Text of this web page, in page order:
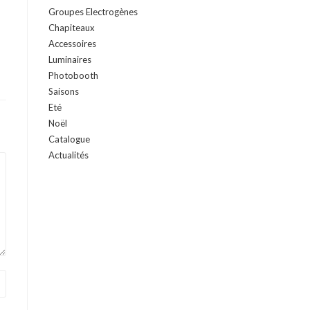
Groupes Electrogènes
Chapiteaux
Accessoires
Luminaires
Photobooth
Saisons
Eté
Noël
Catalogue
Actualités